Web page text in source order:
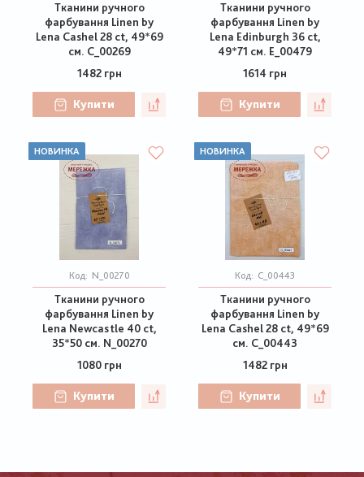
Тканини ручного
фарбування Linen by
Lena Cashel 28 ct, 49*69
см. C_00269
1482 грн
Купити
Тканини ручного
фарбування Linen by
Lena Edinburgh 36 ct,
49*71 см. E_00479
1614 грн
Купити
НОВИНКА
Код: N_00270
Тканини ручного
фарбування Linen by
Lena Newcastle 40 ct,
35*50 см. N_00270
1080 грн
Купити
НОВИНКА
Код: C_00443
Тканини ручного
фарбування Linen by
Lena Cashel 28 ct, 49*69
см. C_00443
1482 грн
Купити